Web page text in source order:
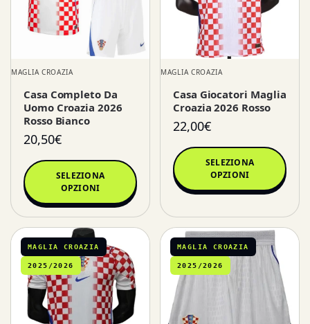
MAGLIA CROAZIA
Casa Completo Da
Uomo Croazia 2026
Rosso Bianco
20,50€
SELEZIONA
OPZIONI
MAGLIA CROAZIA
Casa Giocatori Maglia
Croazia 2026 Rosso
22,00€
SELEZIONA
OPZIONI
MAGLIA CROAZIA
2025/2026
MAGLIA CROAZIA
2025/2026